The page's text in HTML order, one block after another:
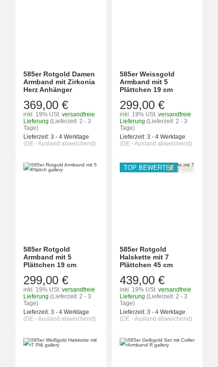
585er Rotgold Damen
Armband mit Zirkonia
Herz Anhänger
369,00 €
inkl. 19% USt. versandfreie
Lieferung (Lieferzeit: 2 - 3
Tage)
Lieferzeit: 3 - 4 Werktage
(DE - Ausland abweichend)
585er Weissgold
Armband mit 5
Plättchen 19 cm
299,00 €
inkl. 19% USt. versandfreie
Lieferung (Lieferzeit: 2 - 3
Tage)
Lieferzeit: 3 - 4 Werktage
(DE - Ausland abweichend)
585er Rotgold
Armband mit 5
Plättchen 19 cm
299,00 €
inkl. 19% USt. versandfreie
Lieferung (Lieferzeit: 2 - 3
Tage)
Lieferzeit: 3 - 4 Werktage
(DE - Ausland abweichend)
TOP BEWERTET 5.0(1)
585er Rotgold
Halskette mit 7
Plättchen 45 cm
439,00 €
inkl. 19% USt. versandfreie
Lieferung (Lieferzeit: 2 - 3
Tage)
Lieferzeit: 3 - 4 Werktage
(DE - Ausland abweichend)